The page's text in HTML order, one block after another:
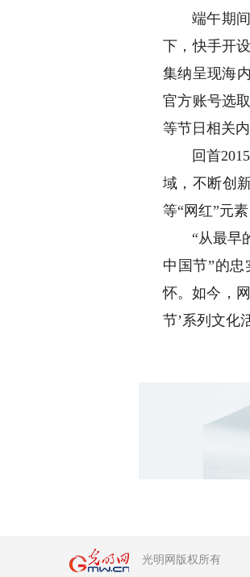
端午期间
下，快手开
集纳呈现海
官方账号选
等节日相关
回首2015
域，不断创
等“网红”元
“从最早
中国节”的
怀。如今，
节’系列文化
光明网版权所有